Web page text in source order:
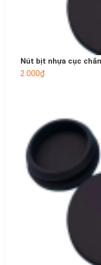
Nút bịt nhựa cục
2.000₫